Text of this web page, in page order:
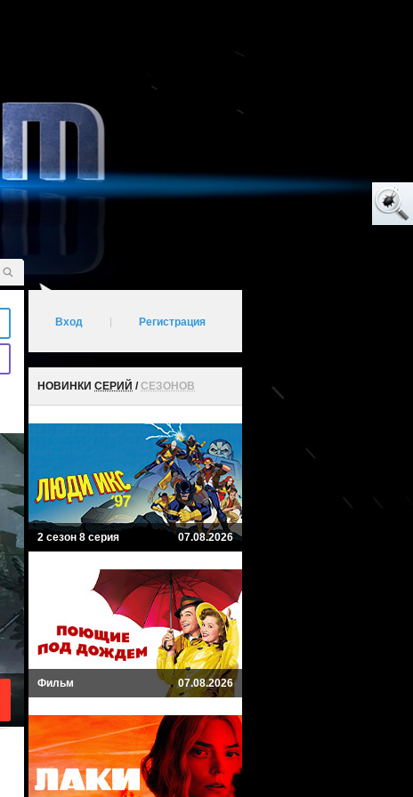
Вход Регистрация
НОВИНКИ СЕРИЙ /СЕЗОНОВ
2 сезон 8 серия 07.08.2026
Фильм 07.08.2026